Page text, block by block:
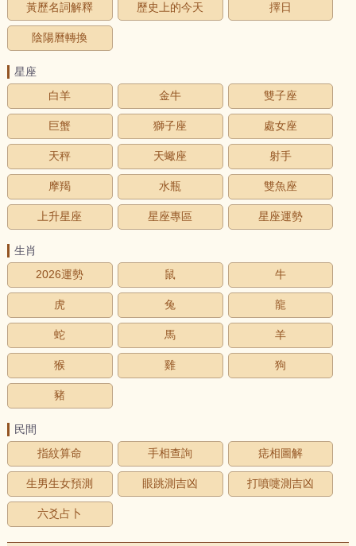
黃歷名詞解釋
歷史上的今天 擇日
陰陽曆轉換
星座
白羊
金牛 雙子座
巨蟹 獅子座 處女座
天秤 天蠍座 射手
摩羯 水瓶 雙魚座
上升星座 星座專區 星座運勢
生肖
2026運勢
鼠 牛
虎 兔 龍
蛇 馬 羊
猴 雞 狗
豬
民間
指紋算命
手相查詢 痣相圖解
生男生女預測 眼跳測吉凶 打噴嚏測吉凶
六爻占卜